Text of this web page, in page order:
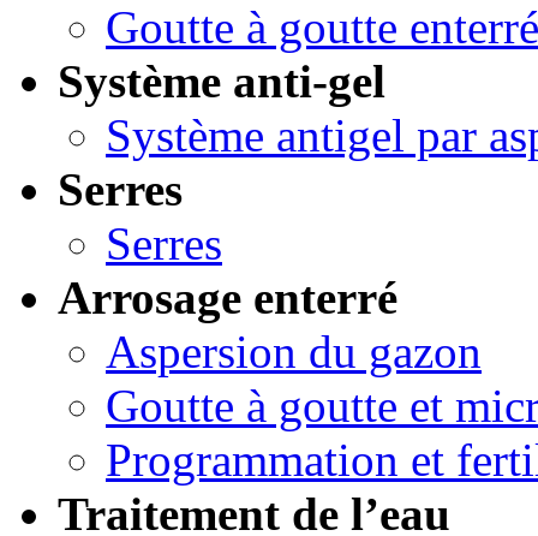
Goutte à goutte enterré
Système anti-gel
Système antigel par
Serres
Serres
Arrosage enterré
Aspersion du gazon
Goutte à goutte et
Programmation et
Traitement de l’eau